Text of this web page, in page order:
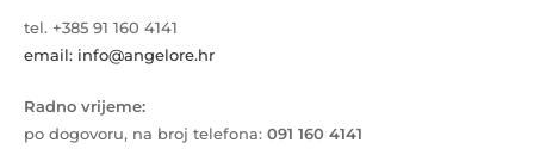
tel. +385 91 160 4141
email: info@angelore.hr
Radno vrijeme:
po dogovoru, na broj telefona: 091 160 4141